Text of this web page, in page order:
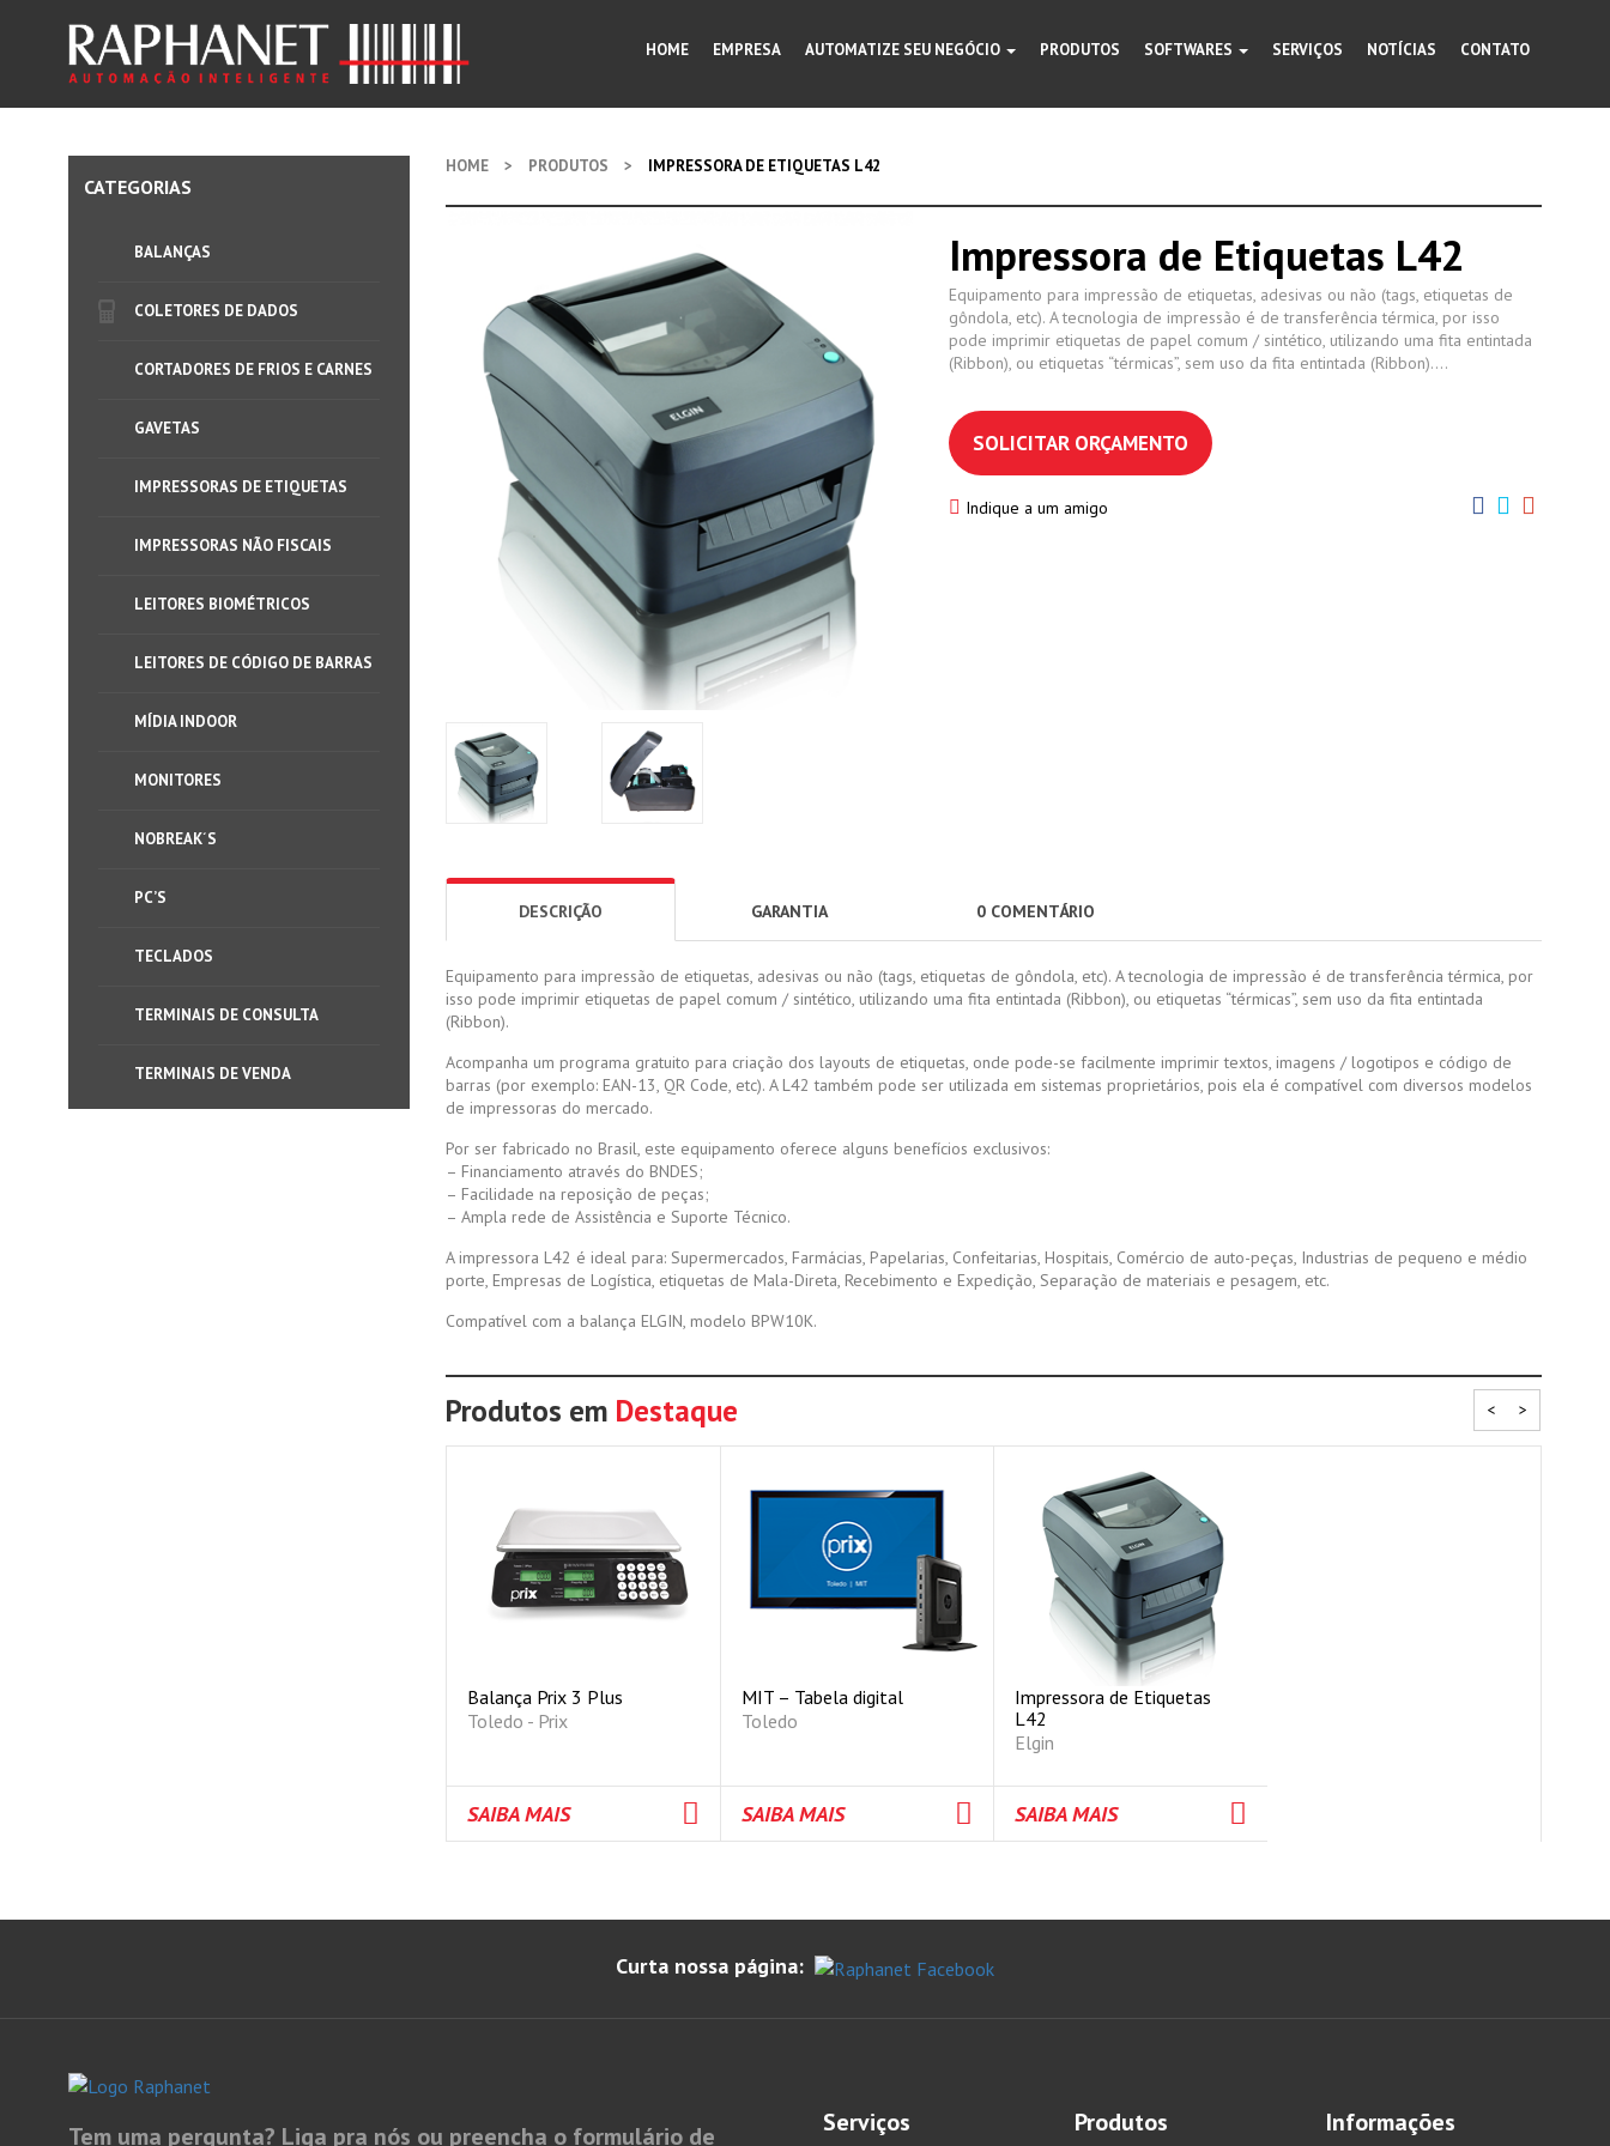
HOME EMPRESA AUTOMATIZE SEU NEGÓCIO PRODUTOS SOFTWARES SERVIÇOS NOTÍCIAS CONTATO
CATEGORIAS
BALANÇAS
COLETORES DE DADOS
CORTADORES DE FRIOS E CARNES
GAVETAS
IMPRESSORAS DE ETIQUETAS
IMPRESSORAS NÃO FISCAIS
LEITORES BIOMÉTRICOS
LEITORES DE CÓDIGO DE BARRAS
MÍDIA INDOOR
MONITORES
NOBREAK´S
PC’S
TECLADOS
TERMINAIS DE CONSULTA
TERMINAIS DE VENDA
HOME > PRODUTOS > IMPRESSORA DE ETIQUETAS L42
Impressora de Etiquetas L42
Equipamento para impressão de etiquetas, adesivas ou não (tags, etiquetas de
gôndola, etc). A tecnologia de impressão é de transferência térmica, por isso
pode imprimir etiquetas de papel comum / sintético, utilizando uma fita entintada
(Ribbon), ou etiquetas “térmicas”, sem uso da fita entintada (Ribbon).…
SOLICITAR ORÇAMENTO
Indique a um amigo
DESCRIÇÃO GARANTIA 0 COMENTÁRIO
Equipamento para impressão de etiquetas, adesivas ou não (tags, etiquetas de gôndola, etc). A tecnologia de impressão é de transferência térmica, por
isso pode imprimir etiquetas de papel comum / sintético, utilizando uma fita entintada (Ribbon), ou etiquetas “térmicas”, sem uso da fita entintada
(Ribbon).
Acompanha um programa gratuito para criação dos layouts de etiquetas, onde pode-se facilmente imprimir textos, imagens / logotipos e código de
barras (por exemplo: EAN-13, QR Code, etc). A L42 também pode ser utilizada em sistemas proprietários, pois ela é compatível com diversos modelos
de impressoras do mercado.
Por ser fabricado no Brasil, este equipamento oferece alguns benefícios exclusivos:
– Financiamento através do BNDES;
– Facilidade na reposição de peças;
– Ampla rede de Assistência e Suporte Técnico.
A impressora L42 é ideal para: Supermercados, Farmácias, Papelarias, Confeitarias, Hospitais, Comércio de auto-peças, Industrias de pequeno e médio
porte, Empresas de Logística, etiquetas de Mala-Direta, Recebimento e Expedição, Separação de materiais e pesagem, etc.
Compatível com a balança ELGIN, modelo BPW10K.
Produtos em Destaque
Balança Prix 3 Plus
Toledo - Prix
SAIBA MAIS
MIT – Tabela digital
Toledo
SAIBA MAIS
Impressora de Etiquetas
L42
Elgin
SAIBA MAIS
< >
Curta nossa página:
Tem uma pergunta? Liga pra nós ou preencha o formulário de Serviços Produtos Informações